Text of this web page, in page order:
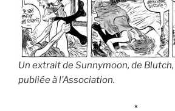
Un extrait de Sunnymoon, de
publiée à l’Association.
*